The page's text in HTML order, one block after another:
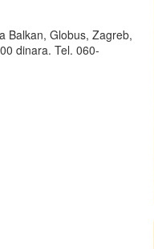
Balkan, Globus, Zagreb,
dinara. Tel. 060-